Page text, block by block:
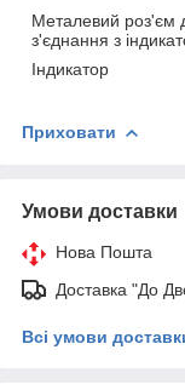
Металевий роз'єм
з'єднання з
Індикатор
Приховати
Умови доставки
Нова Пошта
Доставка "До
Всі умови